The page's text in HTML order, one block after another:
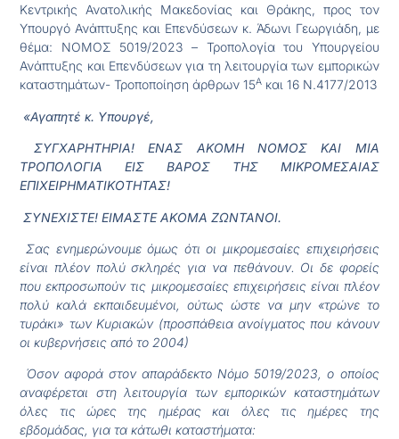
Κεντρικής Ανατολικής Μακεδονίας και Θράκης, προς τον
Υπουργό Ανάπτυξης και Επενδύσεων κ. Άδωνι Γεωργιάδη, με
θέμα: ΝΟΜΟΣ 5019/2023 – Τροπολογία του Υπουργείου
Ανάπτυξης και Επενδύσεων για τη λειτουργία των εμπορικών
καταστημάτων- Τροποποίηση άρθρων 15Α και 16 Ν.4177/2013
«Αγαπητέ κ. Υπουργέ,
ΣΥΓΧΑΡΗΤΗΡΙΑ! ΕΝΑΣ ΑΚΟΜΗ ΝΟΜΟΣ ΚΑΙ ΜΙΑ
ΤΡΟΠΟΛΟΓΙΑ ΕΙΣ ΒΑΡΟΣ ΤΗΣ ΜΙΚΡΟΜΕΣΑΙΑΣ
ΕΠΙΧΕΙΡΗΜΑΤΙΚΟΤΗΤΑΣ!
ΣΥΝΕΧΙΣΤΕ! ΕΙΜΑΣΤΕ ΑΚΟΜΑ ΖΩΝΤΑΝΟΙ.
Σας ενημερώνουμε όμως ότι οι μικρομεσαίες επιχειρήσεις
είναι πλέον πολύ σκληρές για να πεθάνουν. Οι δε φορείς
που εκπροσωπούν τις μικρομεσαίες επιχειρήσεις είναι πλέον
πολύ καλά εκπαιδευμένοι, ούτως ώστε να μην «τρώνε το
τυράκι» των Κυριακών (προσπάθεια ανοίγματος που κάνουν
οι κυβερνήσεις από το 2004)
Όσον αφορά στον απαράδεκτο Νόμο 5019/2023, ο οποίος
αναφέρεται στη λειτουργία των εμπορικών καταστημάτων
όλες τις ώρες της ημέρας και όλες τις ημέρες της
εβδομάδας, για τα κάτωθι καταστήματα: